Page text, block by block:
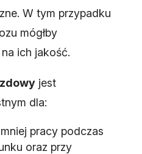
W tym przypadku
mógłby
ich jakość.
jest
dla:
pracy podczas
oraz przy